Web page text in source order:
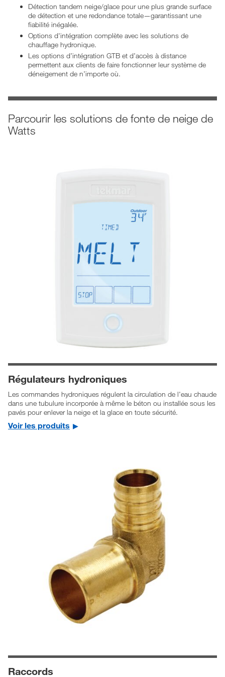
Détection tandem neige/glace pour une plus grande surface
de détection et une redondance totale—garantissant une
fiabilité inégalée.
Options d'intégration complète avec les solutions de
chauffage hydronique.
Les options d’intégration GTB et d’accès à distance
permettent aux clients de faire fonctionner leur système de
déneigement de n’importe où.
Parcourir les solutions de fonte de neige de
Watts
Régulateurs hydroniques
Les commandes hydroniques régulent la circulation de l'eau chaude
dans une tubulure incorporée à même le béton ou installée sous les
pavés pour enlever la neige et la glace en toute sécurité.
Voir les produits
Raccords